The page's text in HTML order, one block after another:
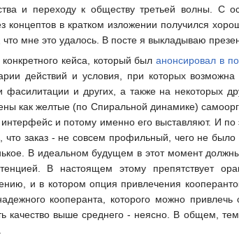
и переходу к обществу третьей волны. С
концептов в кратком изложении получился
мне это удалось. В посте я выкладываю
кейса, который быланонсировал в
действий и условия, при которых
и других, а также на некоторых
как желтые (по Спиральной динамике)
и потому именно его выставляют. И
заказ - не совсем профильный, чего не
В идеальном будущем в этот момент
В настоящем этому препятствует
и в котором опция привлечения
кооперанта, которого можно
качество выше среднего - неясно. В общем,